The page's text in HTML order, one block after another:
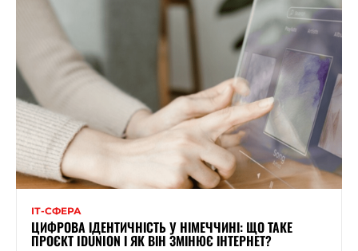
ІТ-СФЕРА
ЦИФРОВА ІДЕНТИЧНІСТЬ У НІМЕЧЧИНІ: ЩО ТАКЕ
ПРОЄКТ IDUNION І ЯК ВІН ЗМІНЮЄ ІНТЕРНЕТ?